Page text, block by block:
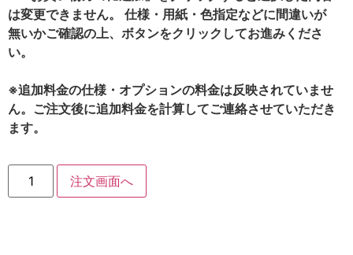
は変更できません。 仕様・用紙・色指定などに間違いが
無いかご確認の上、ボタンをクリックしてお進みくださ
い。
※追加料金の仕様・オプションの料金は反映されていませ
ん。ご注文後に追加料金を計算してご連絡させていただき
ます。
注文画面へ